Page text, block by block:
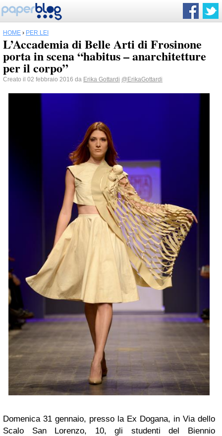
HOME › PER LEI
L’Accademia di Belle Arti di Frosinone
porta in scena “habitus – anarchitetture
per il corpo”
Creato il 02 febbraio 2016 da Erika Gottardi @ErikaGottardi
Domenica 31 gennaio, presso la Ex Dogana, in Via dello
Scalo San Lorenzo, 10, gli studenti del Biennio